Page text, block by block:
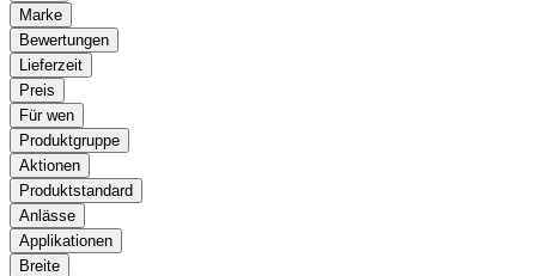
Marke
Bewertungen
Lieferzeit
Preis
Für wen
Produktgruppe
Aktionen
Produktstandard
Anlässe
Applikationen
Breite